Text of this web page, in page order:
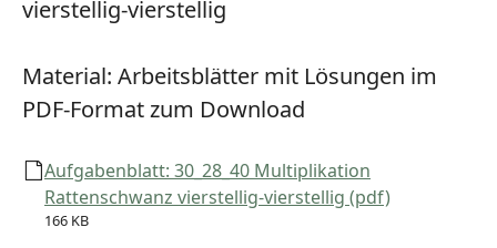
vierstellig-vierstellig
Material: Arbeitsblätter mit Lösungen im
PDF-Format zum Download
Aufgabenblatt: 30_28_40 Multiplikation
Rattenschwanz vierstellig-vierstellig (pdf)
166 KB